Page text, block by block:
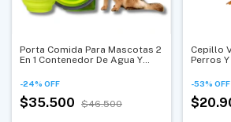
Porta Comida Para Mascotas 2
En 1 Contenedor De Agua Y
-24% OFF
$35.500 $46.500
Cepillo
Perros Y
-53% OFF